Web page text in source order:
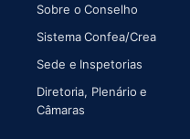
Sobre o Conselho(abre
Sistema Confea/Crea(abre
Sede e Inspetorias
Diretoria, Plenário e
Câmaras(abre em nova aba)